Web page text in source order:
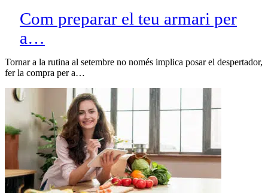
Com preparar el teu armari per
a…
Tornar a la rutina al setembre no només implica posar el despertador,
fer la compra per a…